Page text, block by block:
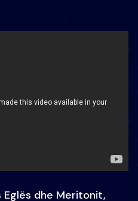
Eglës dhe Meritonit,